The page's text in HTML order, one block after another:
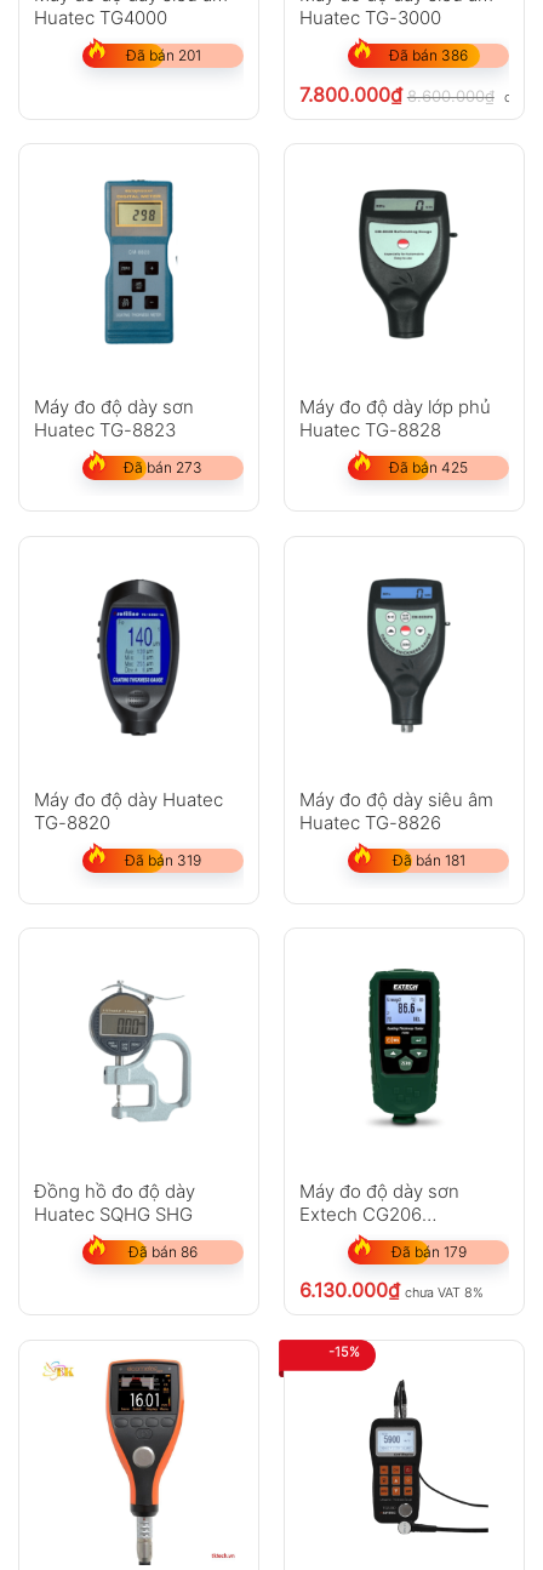
Huatec TG4000
Đã bán 201
Huatec TG-3000
Đã bán 386
7.800.000₫ 8.600.000₫ chưa
Máy đo độ dày sơn
Huatec TG-8823
Đã bán 273
Máy đo độ dày lớp phủ
Huatec TG-8828
Đã bán 425
Máy đo độ dày Huatec
TG-8820
Đã bán 319
Máy đo độ dày siêu âm
Huatec TG-8826
Đã bán 181
Đồng hồ đo độ dày
Huatec SQHG SHG
Đã bán 86
Máy đo độ dày sơn
Extech CG206
(0~1350µm)
Đã bán 179
6.130.000₫ chưa VAT 8%
-15%